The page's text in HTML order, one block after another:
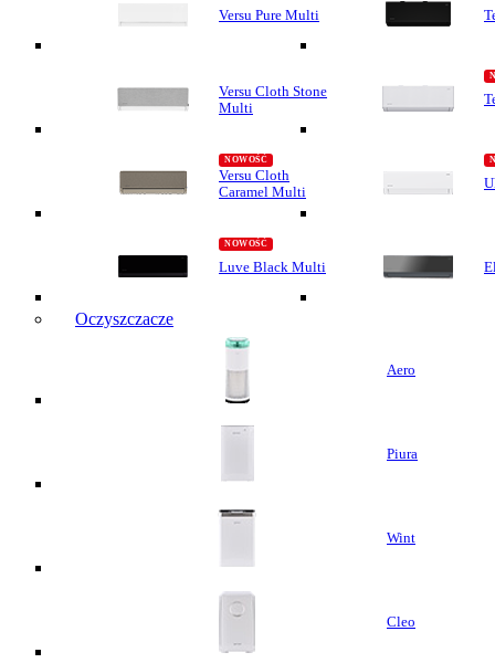
Versu Pure Multi
Versu Cloth Stone
Multi
Versu Cloth
Caramel Multi
Luve Black Multi
Oczyszczacze
Aero
Piura
Wint
Cleo